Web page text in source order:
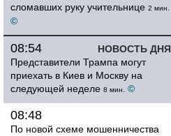
сломавших руку учительнице 2 мин.
©
НОВОСТЬ ДНЯ
08:54
Представители Трампа могут
приехать в Киев и Москву на
следующей неделе 8 мин. ©
08:48
По новой схеме мошенничества